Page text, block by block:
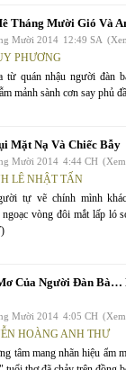
Tháng Mười Gió Và
Mười 2014 12:49 SA
PHƯƠNG
từ quán nhậu người đàn
mảnh sành cơn say phủ
Mặt Nạ Và Chiếc Bẫy
Mười 2014 4:44 CH
LÊ NHẬT TẤN
tự vẽ chính mình
ngoạc vòng đôi mắt lấp ló
Của Người Đàn Bà…
Mười 2014 4:05 CH
HOÀNG ANH THƯ
tâm mang nhãn hiệu ẩm